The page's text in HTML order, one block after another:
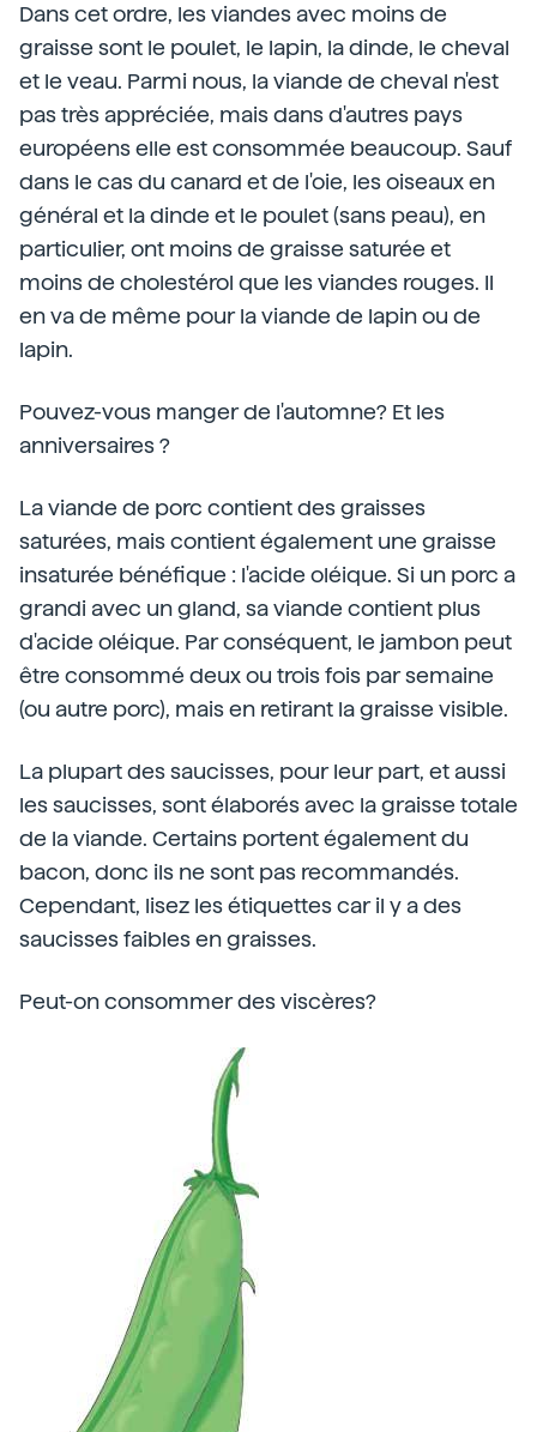
Dans cet ordre, les viandes avec moins de
graisse sont le poulet, le lapin, la dinde, le cheval
et le veau. Parmi nous, la viande de cheval n'est
pas très appréciée, mais dans d'autres pays
européens elle est consommée beaucoup. Sauf
dans le cas du canard et de l'oie, les oiseaux en
général et la dinde et le poulet (sans peau), en
particulier, ont moins de graisse saturée et
moins de cholestérol que les viandes rouges. Il
en va de même pour la viande de lapin ou de
lapin.
Pouvez-vous manger de l'automne? Et les
anniversaires ?
La viande de porc contient des graisses
saturées, mais contient également une graisse
insaturée bénéfique : l'acide oléique. Si un porc a
grandi avec un gland, sa viande contient plus
d'acide oléique. Par conséquent, le jambon peut
être consommé deux ou trois fois par semaine
(ou autre porc), mais en retirant la graisse visible.
La plupart des saucisses, pour leur part, et aussi
les saucisses, sont élaborés avec la graisse totale
de la viande. Certains portent également du
bacon, donc ils ne sont pas recommandés.
Cependant, lisez les étiquettes car il y a des
saucisses faibles en graisses.
Peut-on consommer des viscères?